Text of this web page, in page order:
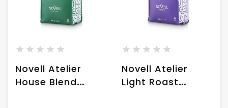
Novell Atelier
House Blend
Novell Atelier
Light Roast